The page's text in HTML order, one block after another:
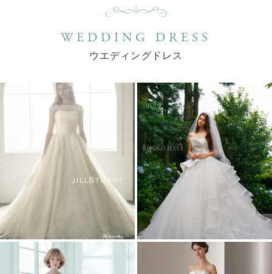
WEDDING DRESS
ウエディングドレス